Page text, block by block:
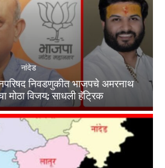
नांदेड
निवडणुकीत भाजपचे अमरनाथ
मोठा विजय; साधली हॅट्रिक